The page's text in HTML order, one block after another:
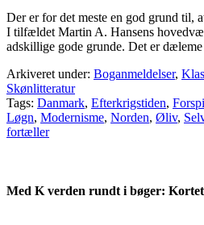
Der er for det meste en god grund til,
I tilfældet Martin A. Hansens
adskillige gode grunde. Det er
Arkiveret under: Boganmeldelser,
Skønlitteratur
Tags: Danmark, Efterkrigstiden,
Løgn, Modernisme, Norden, Øliv,
fortæller
Med K verden rundt i bøger: Kortet